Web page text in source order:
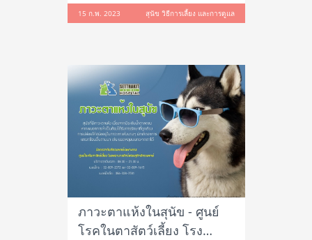
15 ก.พ. 2023 สุนัข วิธีการเลี้ยง และการดูแล
ภาวะตาแห้งในสุนัข - ศูนย์
โรคในตาสัตว์เลี้ยง โรง